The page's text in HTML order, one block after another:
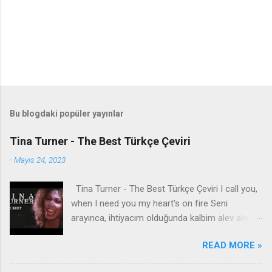
Bu blogdaki popüler yayınlar
Tina Turner - The Best Türkçe Çeviri
-Mayıs 24, 2023
Tina Turner - The Best Türkçe Çeviri I call you,
when I need you my heart's on fire Seni
arayınca, ihtiyacım olduğunda kalbim alev alıyor
Bana geliyorsun, bana geliyorsun, vahşi vahşi
You come to me Bana geliyorsun Give me
READ MORE »